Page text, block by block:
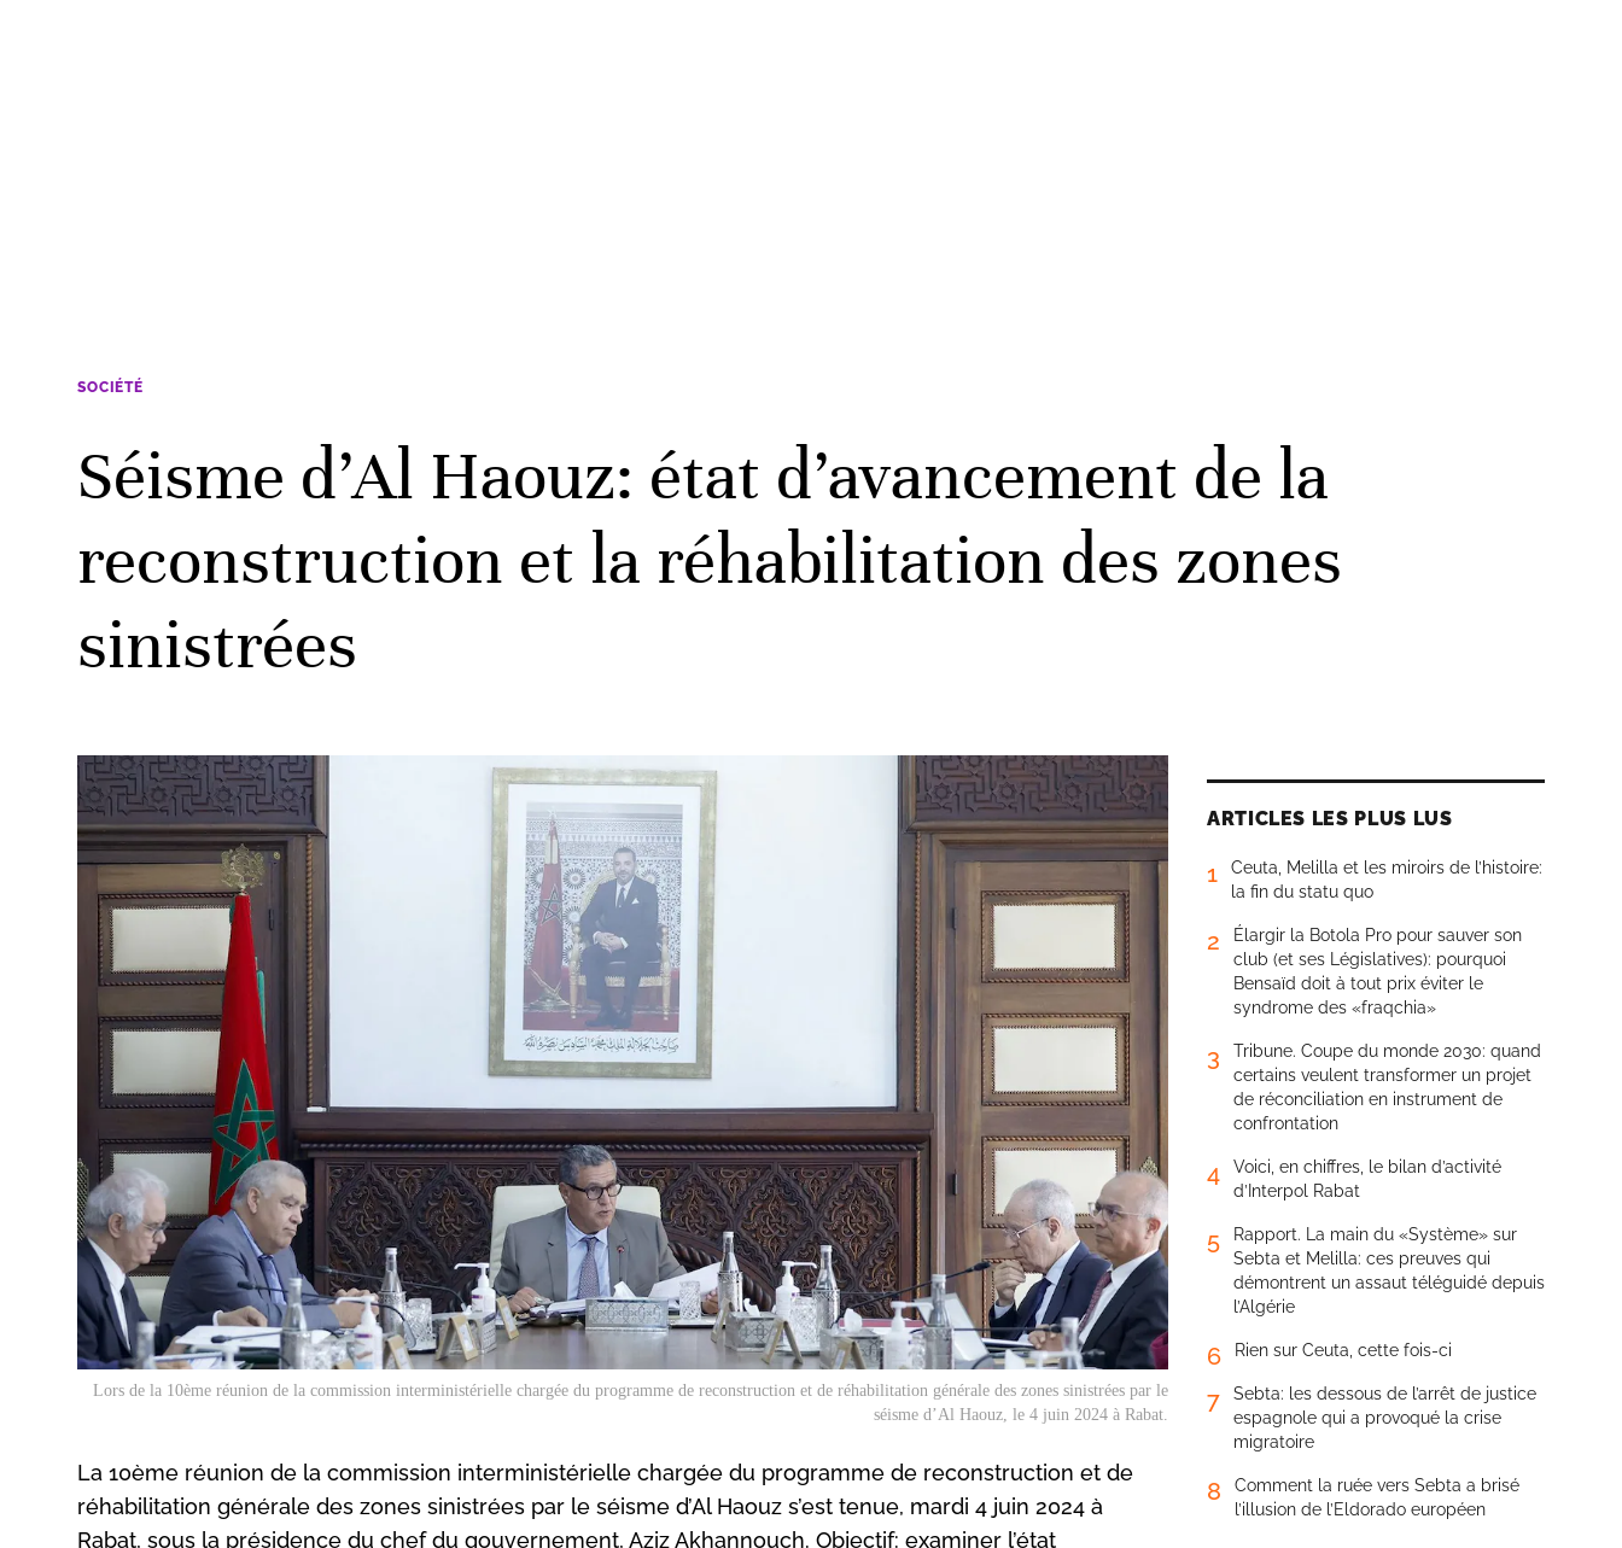
SOCIÉTÉ
Séisme d’Al Haouz: état d’avancement de la
reconstruction et la réhabilitation des zones
sinistrées
Lors de la 10ème réunion de la commission interministérielle chargée du programme de reconstruction et de réhabilitation générale des zones sinistrées par le
séisme d’Al Haouz, le 4 juin 2024 à Rabat.
La 10ème réunion de la commission interministérielle chargée du programme de reconstruction et de
réhabilitation générale des zones sinistrées par le séisme d’Al Haouz s’est tenue, mardi 4 juin 2024 à
Rabat, sous la présidence du chef du gouvernement, Aziz Akhannouch. Objectif: examiner l’état
ARTICLES LES PLUS LUS
1
Ceuta, Melilla et les miroirs de l’histoire:
la fin du statu quo
2
Élargir la Botola Pro pour sauver son
club (et ses Législatives): pourquoi
Bensaïd doit à tout prix éviter le
syndrome des «fraqchia»
3
Tribune. Coupe du monde 2030: quand
certains veulent transformer un projet
de réconciliation en instrument de
confrontation
4
Voici, en chiffres, le bilan d’activité
d’Interpol Rabat
5
Rapport. La main du «Système» sur
Sebta et Melilla: ces preuves qui
démontrent un assaut téléguidé depuis
l’Algérie
6 Rien sur Ceuta, cette fois-ci
7
Sebta: les dessous de l’arrêt de justice
espagnole qui a provoqué la crise
migratoire
8
Comment la ruée vers Sebta a brisé
l’illusion de l’Eldorado européen